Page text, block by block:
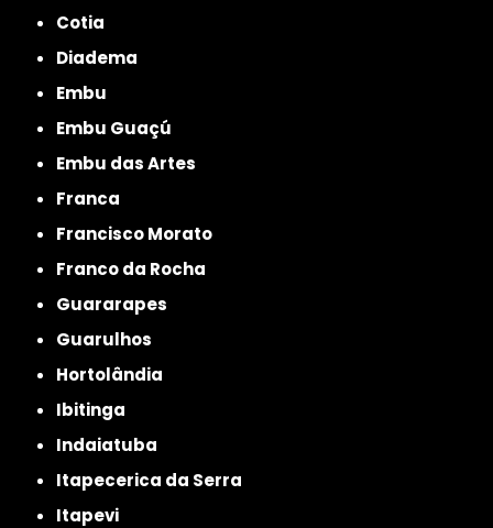
Cotia
Diadema
Embu
Embu Guaçú
Embu das Artes
Franca
Francisco Morato
Franco da Rocha
Guararapes
Guarulhos
Hortolândia
Ibitinga
Indaiatuba
Itapecerica da Serra
Itapevi